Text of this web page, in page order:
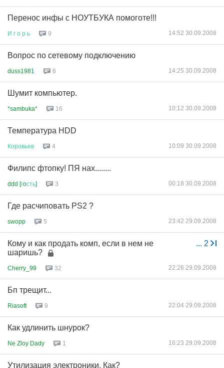
Перенос инфы с НОУТБУКА помоготе!!!
И г о р ь 9 14:52 30.09.2008
Вопрос по сетевому подключению
duss1981 6 14:25 30.09.2008
Шумит компьютер.
*sambuka* 16 10:12 30.09.2008
Температура HDD
Коровьев 4 10:09 30.09.2008
Филипс фтопку! ПЯ нах........
ddd [гoсть] 3 00:18 30.09.2008
Где расчиповать PS2 ?
swopp 5 23:42 29.09.2008
... 2
Кому и как продать комп, если в нем не
шаришь?
Cherry_99 32 22:26 29.09.2008
Бп трещит...
Riasoft 9 22:04 29.09.2008
Как удлинить шнурок?
Ne Zloy Dady 1 16:23 29.09.2008
Утилизация электроники. Как?